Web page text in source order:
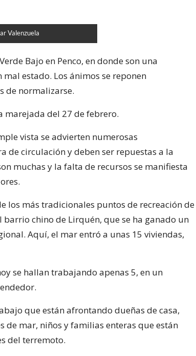
Valenzuela
Bajo en Penco, en donde son una
estado. Los ánimos se reponen
de normalizarse.
marejada del 27 de febrero.
vista se advierten numerosas
de circulación y deben ser repuestas a la
muchas y la falta de recursos se manifiesta
los más tradicionales puntos de recreación de
chino de Lirquén, que se ha ganado un
Aquí, el mar entró a unas 15 viviendas,
se hallan trabajando apenas 5, en un
que están afrontando dueñas de casa,
de mar, niños y familias enteras que están
del terremoto.